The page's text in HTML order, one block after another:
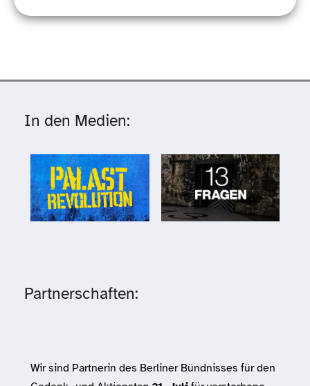
In den Medien:
Partnerschaften:
Wir sind Partnerin des Berliner Bündnisses für den